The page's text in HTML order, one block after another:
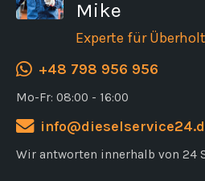
Mike
Experte für
+48 798 956 956
Mo-Fr: 08:00 - 16:00
Wir antworten innerhalb von 24